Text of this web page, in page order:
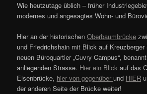
Wie heutzutage üblich – früher
modernes und angesagtes Wohn- und
Hier an der historischenOberbaumbrücke
und Friedrichshain mit Blick auf
neuen Büroquartier „Cuvry Campus“,
anliegenden Strasse. Hier ein Blick auf das
Elsenbrücke, hier von gegenüberund HIER
der anderen Seite der Brücke weiter!